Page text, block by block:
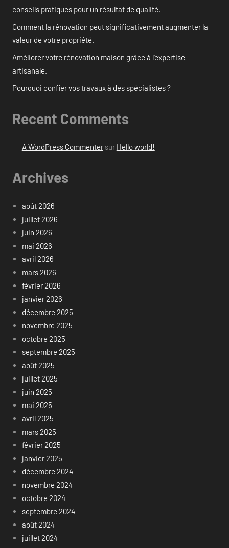
conseils pratiques pour un résultat de qualité.
Comment la rénovation peut significativement augmenter la
valeur de votre propriété.
Améliorer votre rénovation maison grâce à l’expertise
artisanale.
Pourquoi confier vos travaux à des spécialistes ?
Recent Comments
A WordPress Commentersur Hello world!
Archives
août 2026
juillet 2026
juin 2026
mai 2026
avril 2026
mars 2026
février 2026
janvier 2026
décembre 2025
novembre 2025
octobre 2025
septembre 2025
août 2025
juillet 2025
juin 2025
mai 2025
avril 2025
mars 2025
février 2025
janvier 2025
décembre 2024
novembre 2024
octobre 2024
septembre 2024
août 2024
juillet 2024